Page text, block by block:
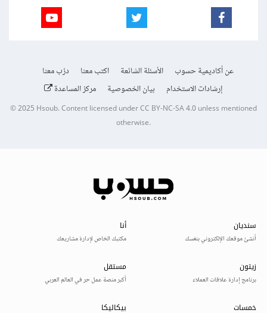
عن أكاديمية حسوب الأسئلة الشائعة اكتب معنا
درّب معنا
إرشادات الاستخدام
بيان الخصوصية مركز المساعدة
© 2025Hsoub.Content licensed underCC BY-NC-SA 4.0unless mentioned
otherwise.